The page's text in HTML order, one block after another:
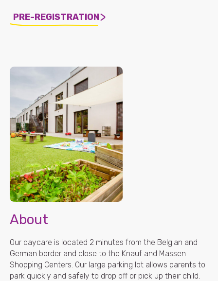
PRE-REGISTRATION
About
Our daycare is located 2 minutes from the Belgian and
German border and close to the Knauf and Massen
Shopping Centers. Our large parking lot allows parents to
park quickly and safely to drop off or pick up their child.